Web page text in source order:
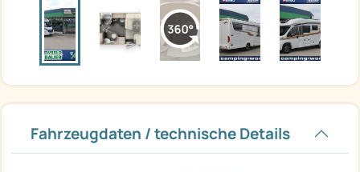
Fahrzeugdaten / technische Details